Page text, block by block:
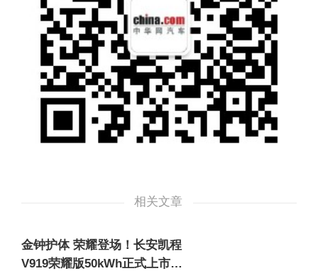
采用分体式设计，上方为LED灯带，下方为倒
L形灯组，集成了远近光灯和LED日间行车
灯，增强了车头的科技感。车身尺寸方面，传
祺新能源E8的长宽高分别为4920mm、1900m
m、1760mm，轴距为2930mm。车身侧面线
相关文章
金钟护体 荣耀登场！长安凯程
V919荣耀版50kWh正式上市，